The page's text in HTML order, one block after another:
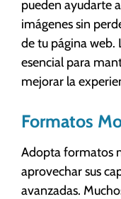
pueden ayudarte
imágenes sin
de tu página web.
esencial para
mejorar la
Formatos
Adopta formatos
aprovechar sus
avanzadas.